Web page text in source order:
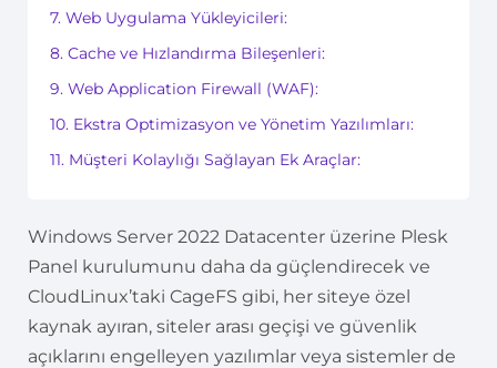
7. Web Uygulama Yükleyicileri:
8. Cache ve Hızlandırma Bileşenleri:
9. Web Application Firewall (WAF):
10. Ekstra Optimizasyon ve Yönetim Yazılımları:
11. Müşteri Kolaylığı Sağlayan Ek Araçlar:
Windows Server 2022 Datacenter üzerine Plesk
Panel kurulumunu daha da güçlendirecek ve
CloudLinux’taki CageFS gibi, her siteye özel
kaynak ayıran, siteler arası geçişi ve güvenlik
açıklarını engelleyen yazılımlar veya sistemler de